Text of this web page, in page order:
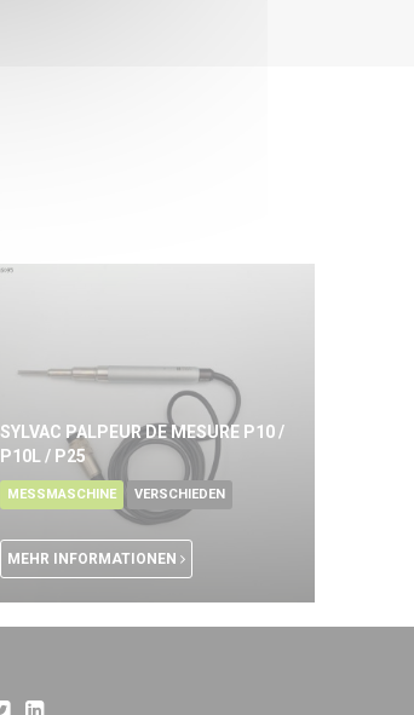
SYLVAC PALPEUR DE MESURE P10 /
P10L / P25
MESSMASCHINE VERSCHIEDEN
MEHR INFORMATIONEN